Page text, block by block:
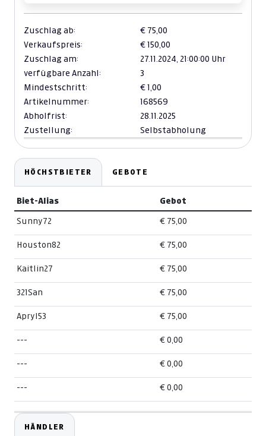
Zuschlag ab:
€ 75,00
Verkaufspreis:
€ 150,00
Zuschlag am:
27.11.2024, 21:00:00 Uhr
verfügbare Anzahl:
3
Mindestschritt:
€ 1,00
Artikelnummer:
168569
Abholfrist:
28.11.2025
Zustellung:
Selbstabholung
HÖCHSTBIETER GEBOTE
Biet-Alias Gebot
Sunny72 € 75,00
Houston82 € 75,00
Kaitlin27 € 75,00
321San € 75,00
Apryl53 € 75,00
--- € 0,00
--- € 0,00
--- € 0,00
HÄNDLER